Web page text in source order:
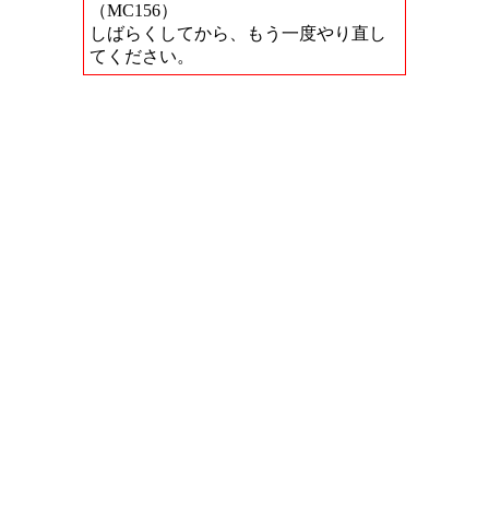
（MC156）
しばらくしてから、もう一度やり直し
てください。